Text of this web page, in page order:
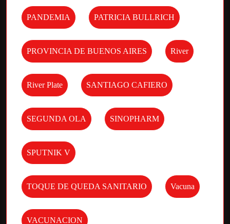
PANDEMIA PATRICIA BULLRICH
PROVINCIA DE BUENOS AIRES River
River Plate SANTIAGO CAFIERO
SEGUNDA OLA SINOPHARM
SPUTNIK V
TOQUE DE QUEDA SANITARIO Vacuna
VACUNACION